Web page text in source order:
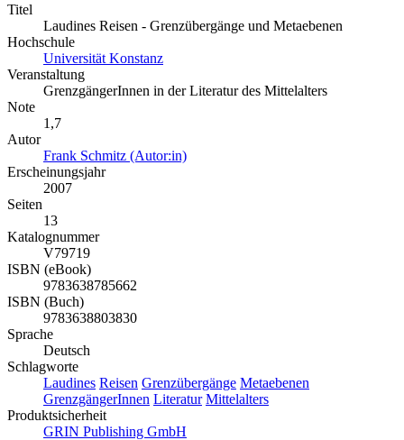
Titel
Laudines Reisen - Grenzübergänge und Metaebenen
Hochschule
Universität Konstanz
Veranstaltung
GrenzgängerInnen in der Literatur des Mittelalters
Note
1,7
Autor
Frank Schmitz (Autor:in)
Erscheinungsjahr
2007
Seiten
13
Katalognummer
V79719
ISBN (eBook)
9783638785662
ISBN (Buch)
9783638803830
Sprache
Deutsch
Schlagworte
Laudines Reisen Grenzübergänge Metaebenen
GrenzgängerInnen Literatur Mittelalters
Produktsicherheit
GRIN Publishing GmbH